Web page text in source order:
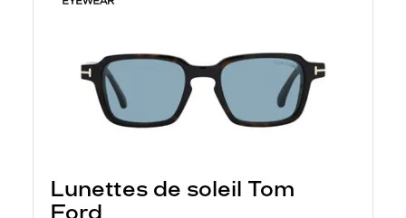
Lunettes de soleil Tom
Ford